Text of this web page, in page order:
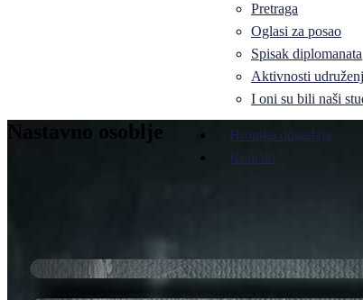
Pretraga
Oglasi za posao
Spisak diplomanata
Aktivnosti
I oni su bili naši
Hronika događaja
Kontakt
Nastavno osoblje